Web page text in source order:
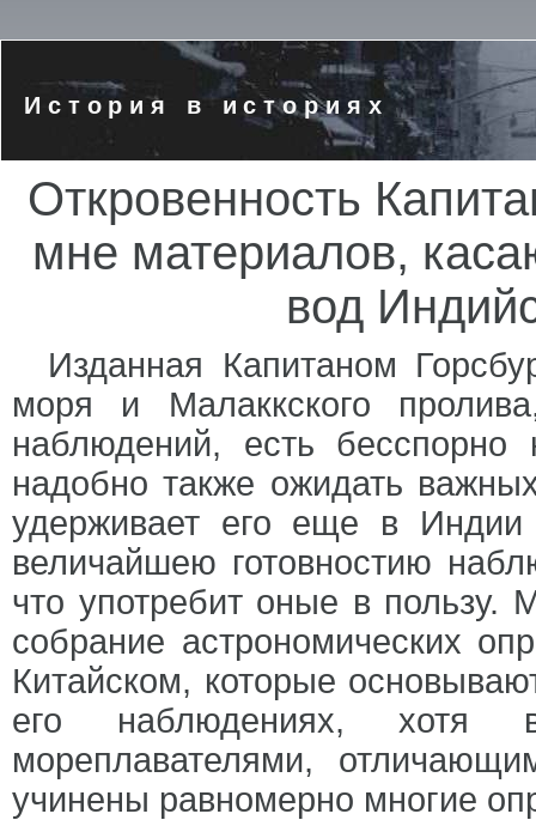
История в историях
Откровенность
мне материалов,
вод
Изданная Капитаном
моря и Малаккского
наблюдений, есть
надобно также ожидать
удерживает его еще в
величайшею готовностию
что употребит оные в пользу.
собрание астрономических
Китайском, которые
его наблюдениях, хотя
мореплавателями,
учинены равномерно многие